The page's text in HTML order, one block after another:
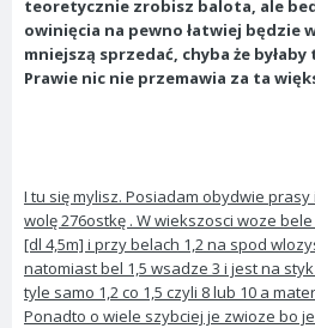
teoretycznie zrobisz balota, ale
owinięcia na pewno łatwiej będzie
mniejszą sprzedać, chyba że
Prawie nic nie przemawia za ta
I tu się mylisz. Posiadam obydwie
wolę 276ostkę . W wiekszosci woze
[dl 4,5m] i przy belach 1,2 na spod
natomiast bel 1,5 wsadze 3 i jest na
tyle samo 1,2 co 1,5 czyli 8 lub 10 a
Ponadto o wiele szybciej je zwioze bo